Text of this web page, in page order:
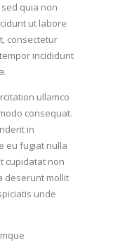
quia non
ut labore
consectetur
incididunt
ullamco
consequat.
in
eu fugiat nulla
cupidatat non
deserunt mollit
unde